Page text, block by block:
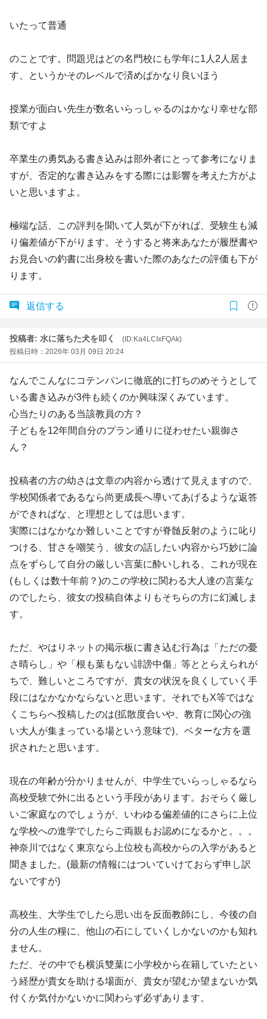
いたって普通
のことです。問題児はどの名門校にも学年に1人2人居ま
す、というかそのレベルで済めばかなり良いほう
授業が面白い先生が数名いらっしゃるのはかなり幸せな部
類ですよ
卒業生の勇気ある書き込みは部外者にとって参考になりま
すが、否定的な書き込みをする際には影響を考えた方がよ
いと思いますよ。
極端な話、この評判を聞いて人気が下がれば、受験生も減
り偏差値が下がります。そうすると将来あなたが履歴書や
お見合いの釣書に出身校を書いた際のあなたの評価も下が
ります。
返信する
投稿者: 水に落ちた犬を叩く
(ID:Ka4LCIxFQAk)
投稿日時：2026年 03月 09日 20:24
なんでこんなにコテンパンに徹底的に打ちのめそうとして
いる書き込みが3件も続くのか興味深くみています。
心当たりのある当該教員の方？
子どもを12年間自分のプラン通りに従わせたい親御さ
ん？
投稿者の方の幼さは文章の内容から透けて見えますので、
学校関係者であるなら尚更成長へ導いてあげるような返答
ができればな、と理想としては思います。
実際にはなかなか難しいことですが脊髄反射のように叱り
つける、甘さを嘲笑う、彼女の話したい内容から巧妙に論
点をずらして自分の厳しい言葉に酔いしれる、これが現在
(もしくは数十年前？)のこの学校に関わる大人達の言葉な
のでしたら、彼女の投稿自体よりもそちらの方に幻滅しま
す。
ただ、やはりネットの掲示板に書き込む行為は「ただの憂
さ晴らし」や「根も葉もない誹謗中傷」等ととらえられが
ちで、難しいところですが、貴女の状況を良くしていく手
段にはなかなかならないと思います。それでもX等ではな
くこちらへ投稿したのは(拡散度合いや、教育に関心の強
い大人が集まっている場という意味で)、ベターな方を選
択されたと思います。
現在の年齢が分かりませんが、中学生でいらっしゃるなら
高校受験で外に出るという手段があります。おそらく厳し
いご家庭なのでしょうが、いわゆる偏差値的にさらに上位
な学校への進学でしたらご両親もお認めになるかと。。。
神奈川ではなく東京なら上位校も高校からの入学があると
聞きました。(最新の情報にはついていけておらず申し訳
ないですが)
高校生、大学生でしたら思い出を反面教師にし、今後の自
分の人生の糧に、他山の石にしていくしかないのかも知れ
ません。
ただ、その中でも横浜雙葉に小学校から在籍していたとい
う経歴が貴女を助ける場面が、貴女が望むか望まないか気
付くか気付かないかに関わらず必ずあります。